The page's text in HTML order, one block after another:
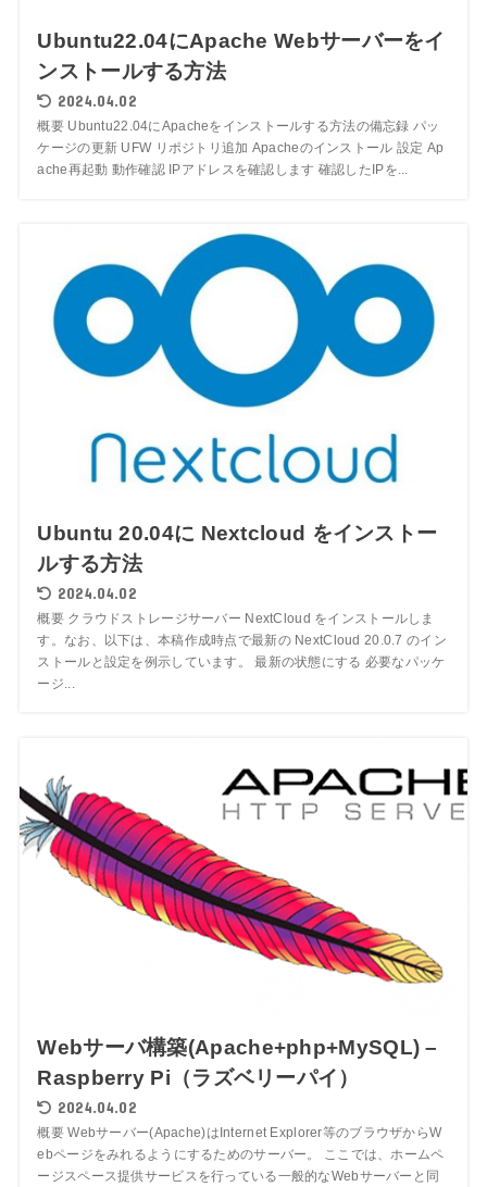
Ubuntu22.04にApache Webサーバーをイ
ンストールする方法
2024.04.02
概要 Ubuntu22.04にApacheをインストールする方法の備忘録 パッ
ケージの更新 UFW リポジトリ追加 Apacheのインストール 設定 Ap
ache再起動 動作確認 IPアドレスを確認します 確認したIPを...
Ubuntu 20.04に Nextcloud をインストー
ルする方法
2024.04.02
概要 クラウドストレージサーバー NextCloud をインストールしま
す。なお、以下は、本稿作成時点で最新の NextCloud 20.0.7 のイン
ストールと設定を例示しています。 最新の状態にする 必要なパッケ
ージ...
Webサーバ構築(Apache+php+MySQL) –
Raspberry Pi（ラズベリーパイ）
2024.04.02
概要 Webサーバー(Apache)はInternet Explorer等のブラウザからW
ebページをみれるようにするためのサーバー。 ここでは、ホームペ
ージスペース提供サービスを行っている一般的なWebサーバーと同